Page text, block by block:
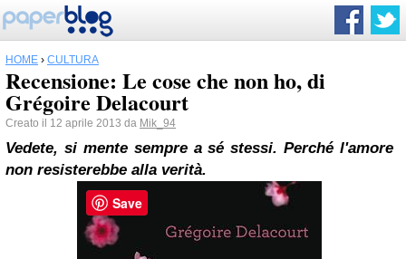
HOME › CULTURA
Recensione: Le cose che non ho, di
Grégoire Delacourt
Creato il 12 aprile 2013 da Mik_94
Vedete, si mente sempre a sé stessi. Perché l'amore
non resisterebbe alla verità.
Save